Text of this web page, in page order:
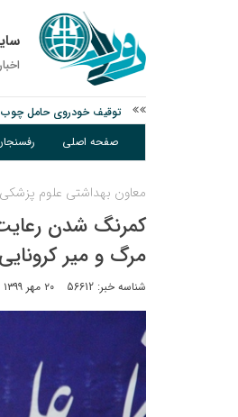
توقیف خودروی حامل چوب
دادستان رفسنجان: رفع
عکس| همایش جاماندگان
صفحه اصلی
معاون بهداشتی علوم
کمرنگ شدن
مرگ و میر کرونایی
شناسه خبر: 56612 ۲۰ مهر ۱۳۹۹